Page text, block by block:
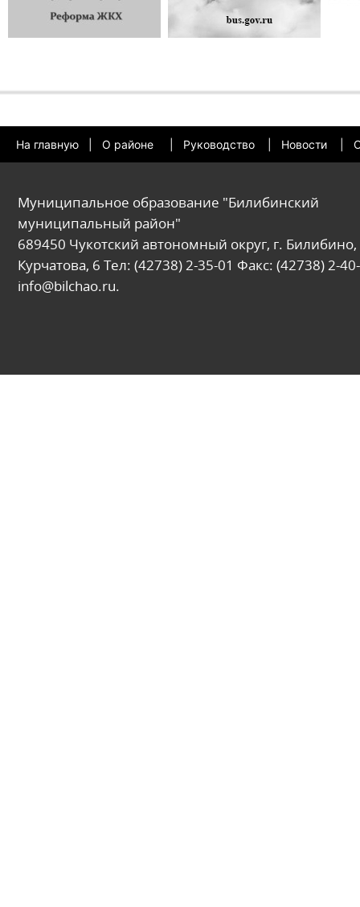
На главную О районе Руководство Новости
Муниципальное образование "Билибинский
муниципальный район"
689450 Чукотский автономный округ, г. Билибино,
Курчатова, 6 Тел: (42738) 2-35-01 Факс: (42738) 2-
info@bilchao.ru.